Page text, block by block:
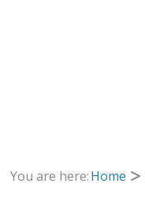
You are here:Home